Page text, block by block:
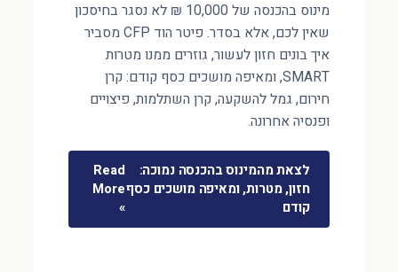
מינוס בהכנסה של 10,000 ₪ לא נסגר בחיסכון
שאין לכם, אלא בסדר. פיטר הוד CFP מסביר
איך בונים חזון לעשור, גוזרים ממנו מטרות
SMART, ומאיפה מושכים כסף קודם: קרן
חירום, גמל להשקעה, קרן השתלמות, פיצויים
ופנסיה אחרונה.
לצאת מהמינוס בהכנסה נמוכה:
חזון, מטרות, ומאיפה מושכים כסף
קודם
Read
More
»